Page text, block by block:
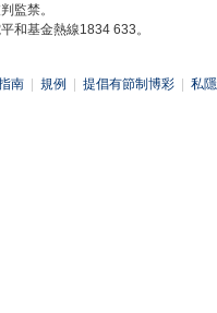
監禁。
和基金熱線1834 633。
南 規例 提倡有節制博彩 私